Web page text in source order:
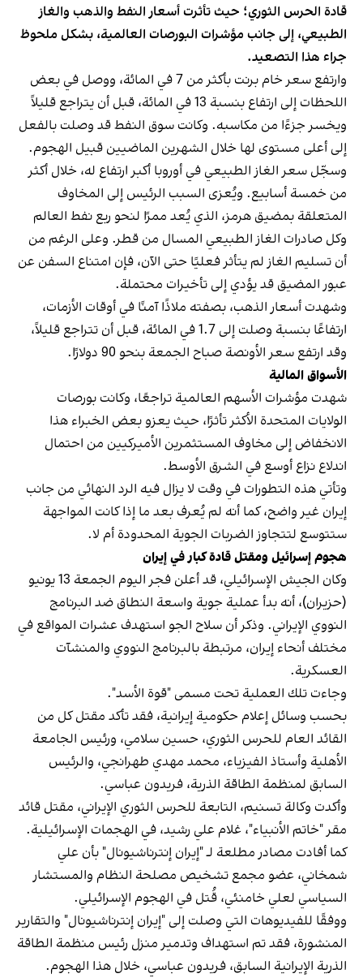
قادة الحرس الثوري؛ حيث تأثرت أسعار النفط والذهب والغاز
الطبيعي، إلى جانب مؤشرات البورصات العالمية، بشكل ملحوظ
جراء هذا التصعيد.
وارتفع سعر خام برنت بأكثر من 7 في المائة، ووصل في بعض
اللحظات إلى ارتفاع بنسبة 13 في المائة، قبل أن يتراجع قليلاً
ويخسر جزءًا من مكاسبه. وكانت سوق النفط قد وصلت بالفعل
إلى أعلى مستوى لها خلال الشهرين الماضيين قبيل الهجوم.
وسجّل سعر الغاز الطبيعي في أوروبا أكبر ارتفاع له، خلال أكثر
من خمسة أسابيع. ويُعزى السبب الرئيس إلى المخاوف
المتعلقة بمضيق هرمز، الذي يُعد ممرًا لنحو ربع نفط العالم
وكل صادرات الغاز الطبيعي المسال من قطر. وعلى الرغم من
أن تسليم الغاز لم يتأثر فعليًا حتى الآن، فإن امتناع السفن عن
عبور المضيق قد يؤدي إلى تأخيرات محتملة.
وشهدت أسعار الذهب، بصفته ملاذًا آمنًا في أوقات الأزمات،
ارتفاعًا بنسبة وصلت إلى 1.7 في المائة، قبل أن تتراجع قليلاً،
وقد ارتفع سعر الأونصة صباح الجمعة بنحو 90 دولارًا.
الأسواق المالية
شهدت مؤشرات الأسهم العالمية تراجعًا، وكانت بورصات
الولايات المتحدة الأكثر تأثرًا، حيث يعزو بعض الخبراء هذا
الانخفاض إلى مخاوف المستثمرين الأميركيين من احتمال
اندلاع نزاع أوسع في الشرق الأوسط.
وتأتي هذه التطورات في وقت لا يزال فيه الرد النهائي من جانب
إيران غير واضح، كما أنه لم يُعرف بعد ما إذا كانت المواجهة
ستتوسع لتتجاوز الضربات الجوية المحدودة أم لا.
هجوم إسرائيل ومقتل قادة كبار في إيران
وكان الجيش الإسرائيلي، قد أعلن فجر اليوم الجمعة 13 يونيو
(حزيران)، أنه بدأ عملية جوية واسعة النطاق ضد البرنامج
النووي الإيراني. وذكر أن سلاح الجو استهدف عشرات المواقع في
مختلف أنحاء إيران، مرتبطة بالبرنامج النووي والمنشآت
العسكرية.
وجاءت تلك العملية تحت مسمى "قوة الأسد".
بحسب وسائل إعلام حكومية إيرانية، فقد تأكد مقتل كل من
القائد العام للحرس الثوري، حسين سلامي، ورئيس الجامعة
الأهلية وأستاذ الفيزياء، محمد مهدي طهرانجي، والرئيس
السابق لمنظمة الطاقة الذرية، فريدون عباسي.
وأكدت وكالة تسنيم، التابعة للحرس الثوري الإيراني، مقتل قائد
مقر "خاتم الأنبياء"، غلام علي رشيد، في الهجمات الإسرائيلية.
كما أفادت مصادر مطلعة لـ "إيران إنترناشيونال" بأن علي
شمخاني، عضو مجمع تشخيص مصلحة النظام والمستشار
السياسي لعلي خامنئي، قُتل في الهجوم الإسرائيلي.
ووفقًا للفيديوهات التي وصلت إلى "إيران ‌إنترناشيونال" والتقارير
المنشورة، فقد تم استهداف وتدمير منزل رئيس منظمة الطاقة
الذرية الإيرانية السابق، فريدون عباسي، خلال هذا الهجوم.